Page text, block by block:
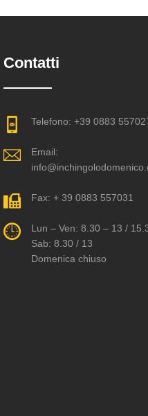
Contatti
Telefono: +39 0883
Email:
Fax: + 39 0883 557031
Lun – Ven: 8.30 – 13 /
Sab: 8.30 / 13
Domenica chiuso